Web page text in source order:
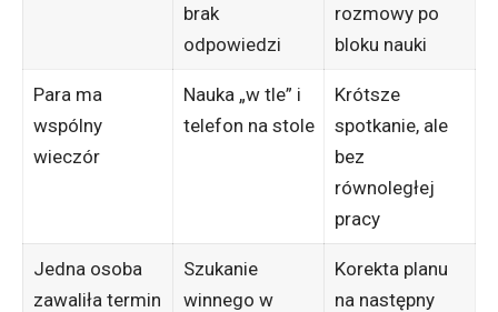
brak
odpowiedzi
rozmowy po
bloku nauki
Para ma
wspólny
wieczór
Nauka „w tle” i
telefon na stole
Krótsze
spotkanie, ale
bez
równoległej
pracy
Jedna osoba
zawaliła termin
Szukanie
winnego w
Korekta planu
na następny